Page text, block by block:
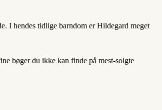
I hendes tidlige barndom er Hildegard meget
bøger du ikke kan finde på mest-solgte